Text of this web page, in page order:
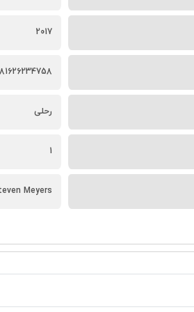
2017
رحلی
1
Meyers